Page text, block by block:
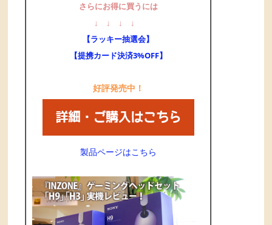
さらにお得に買うには
↓
↓ ↓
↓
【ラッキー抽選会】
【提携カード決済3%OFF】
好評発売中！
製品ページはこちら